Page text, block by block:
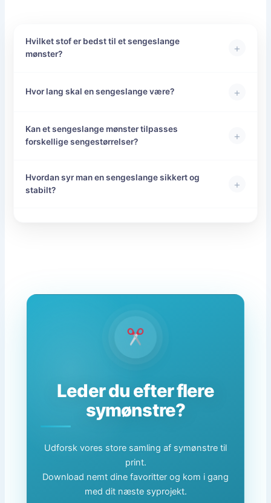
Hvilket stof er bedst til et sengeslange
mønster?
+
Hvor lang skal en sengeslange være? +
Kan et sengeslange mønster tilpasses
forskellige sengestørrelser?
+
Hvordan syr man en sengeslange sikkert og
stabilt?
+
Leder du efter flere
symønstre?
Udforsk vores store samling af symønstre til
print.
Download nemt dine favoritter og kom i gang
med dit næste syprojekt.